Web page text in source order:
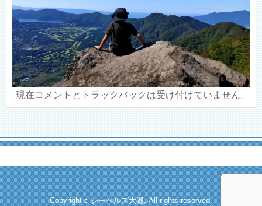
現在コメントとトラックバックは受け付けていません。
Copyright c シーベルズ大磯, All rights reserved.